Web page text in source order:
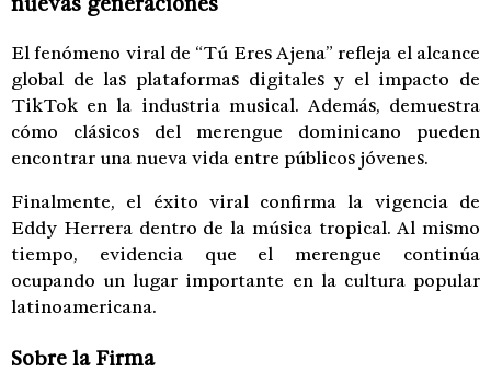
El fenómeno viral de “Tú Eres Ajena” refleja el alcance
global de las plataformas digitales y el impacto de
TikTok en la industria musical. Además, demuestra
cómo clásicos del merengue dominicano pueden
encontrar una nueva vida entre públicos jóvenes.
Finalmente, el éxito viral confirma la vigencia de
Eddy Herrera dentro de la música tropical. Al mismo
tiempo, evidencia que el merengue continúa
ocupando un lugar importante en la cultura popular
latinoamericana.
Sobre la Firma